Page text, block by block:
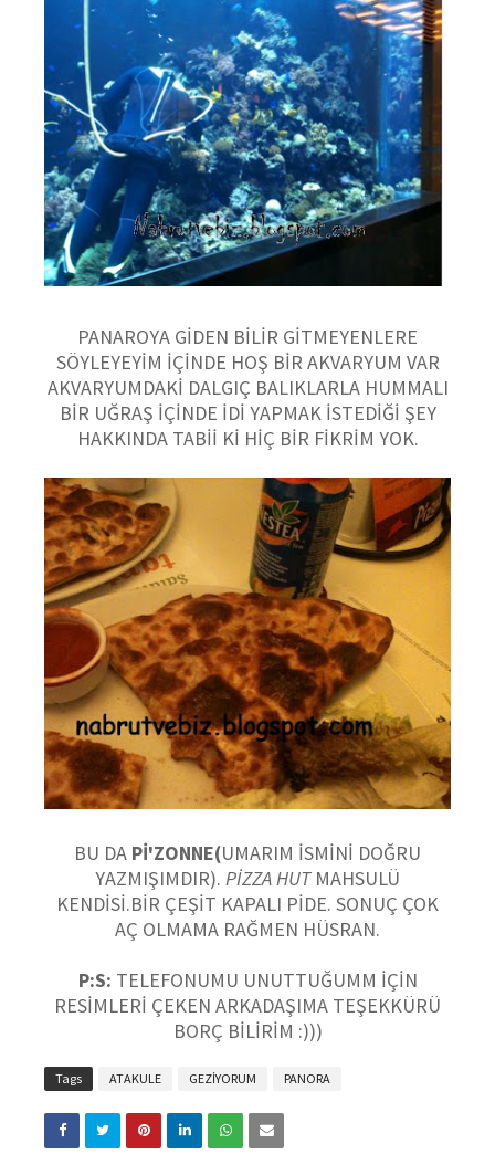
PANAROYA GİDEN BİLİR GİTMEYENLERE
SÖYLEYEYİM İÇİNDE HOŞ BİR AKVARYUM VAR
AKVARYUMDAKİ DALGIÇ BALIKLARLA HUMMALI
BİR UĞRAŞ İÇİNDE İDİ YAPMAK İSTEDİĞİ ŞEY
HAKKINDA TABİİ Kİ HİÇ BİR FİKRİM YOK.
BU DA Pİ'ZONNE(UMARIM İSMİNİ DOĞRU
YAZMIŞIMDIR). PİZZA HUT MAHSULÜ
KENDİSİ.BİR ÇEŞİT KAPALI PİDE. SONUÇ ÇOK
AÇ OLMAMA RAĞMEN HÜSRAN.
P:S: TELEFONUMU UNUTTUĞUMM İÇİN
RESİMLERİ ÇEKEN ARKADAŞIMA TEŞEKKÜRÜ
BORÇ BİLİRİM :)))
Tags ATAKULE GEZİYORUM PANORA